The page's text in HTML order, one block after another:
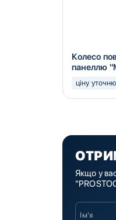
Колесо
панеллю
ціну
Якщо у